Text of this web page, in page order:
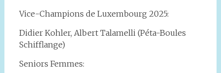
Vice-Champions de Luxembourg 2025:
Didier Kohler, Albert Talamelli (Péta-Boules
Schifflange)
Seniors Femmes: